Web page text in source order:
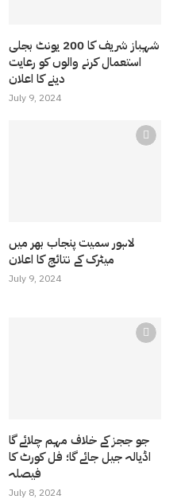
شہباز شریف کا 200 یونٹ بجلی
استعمال کرنے والوں کو رعایت
دینے کا اعلان
July 9, 2024
لاہور سمیت پنجاب بھر میں
میٹرک کے نتائج کا اعلان
July 9, 2024
جو ججز کے خلاف مہم چلائے گا
اڈیالہ جیل جائے گا؛ فل کورٹ کا
فیصلہ
July 8, 2024